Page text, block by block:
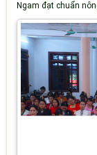
Ngam đạt chuẩn